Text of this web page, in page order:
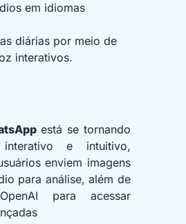
em idiomas
diárias por meio de
interativos.
está se tornando
e intuitivo,
enviem imagens
para análise, além de
para acessar